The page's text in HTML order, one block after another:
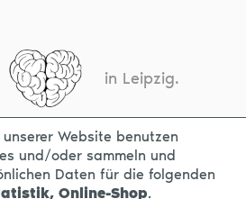
in Leipzig.
DATENSCHUTZ
Website benutzen
und/oder sammeln und
Daten für die folgenden
Online-Shop.